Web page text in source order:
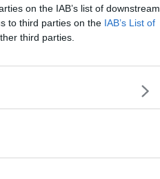
on the IAB’s list of downstream
to third parties on the IAB’s List of
third parties.